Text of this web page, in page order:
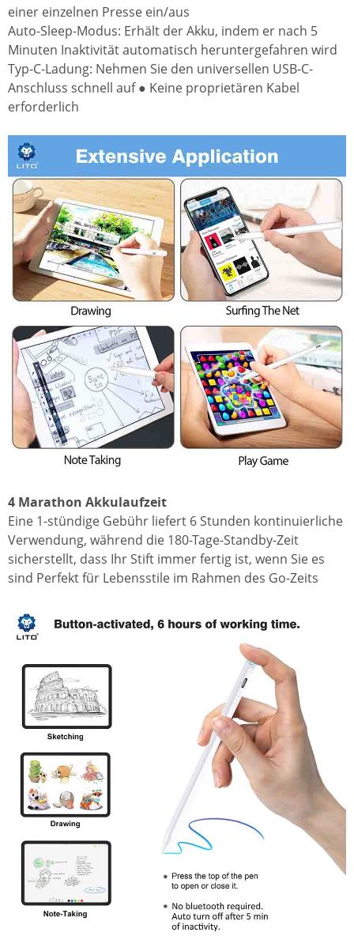
einer einzelnen Presse ein/aus
Auto-Sleep-Modus: Erhält der Akku, indem er nach 5
Minuten Inaktivität automatisch heruntergefahren wird
Typ-C-Ladung: Nehmen Sie den universellen USB-C-
Anschluss schnell auf ● Keine proprietären Kabel
erforderlich
4 Marathon Akkulaufzeit
Eine 1-stündige Gebühr liefert 6 Stunden kontinuierliche
Verwendung, während die 180-Tage-Standby-Zeit
sicherstellt, dass Ihr Stift immer fertig ist, wenn Sie es
sind Perfekt für Lebensstile im Rahmen des Go-Zeits